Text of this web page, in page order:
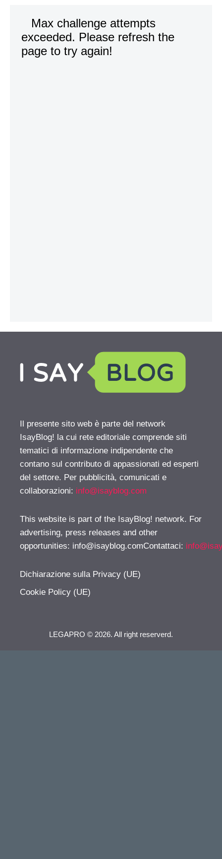
Il presente sito web è parte del network
IsayBlog! la cui rete editoriale comprende siti
tematici di informazione indipendente che
contano sul contributo di appassionati ed esperti
del settore. Per pubblicità, comunicati e
collaborazioni: info@isayblog.com
This website is part of the IsayBlog! network. For
advertising, press releases and other
opportunities: info@isayblog.comContattaci:
Dichiarazione sulla Privacy (UE)
Cookie Policy (UE)
LEGAPRO © 2026. All right reserverd.